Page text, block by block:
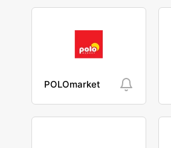
POLOmarket